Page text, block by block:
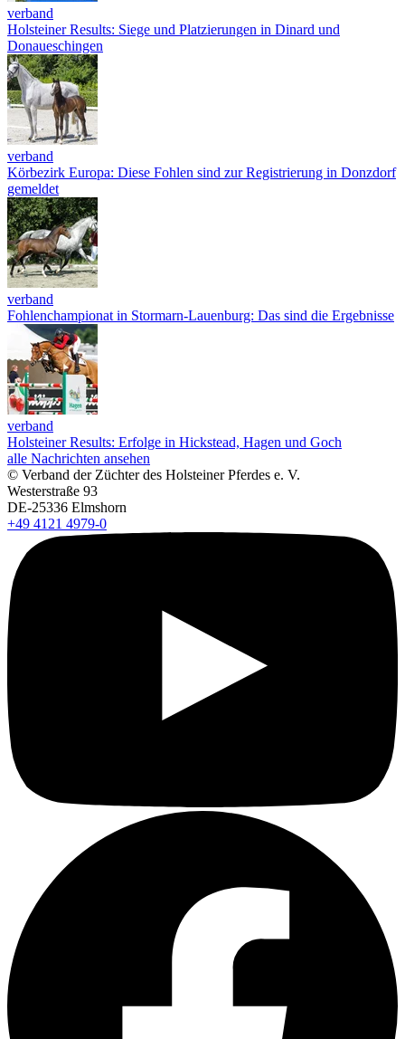
verband
Holsteiner Results: Siege und Platzierungen in Dinard und
Donaueschingen
verband
Körbezirk Europa: Diese Fohlen sind zur Registrierung in Donzdorf
gemeldet
verband
Fohlenchampionat in Stormarn-Lauenburg: Das sind die Ergebnisse
verband
Holsteiner Results: Erfolge in Hickstead, Hagen und Goch
alle Nachrichten ansehen
© Verband der Züchter des Holsteiner Pferdes e. V.
Westerstraße 93
DE-25336 Elmshorn
+49 4121 4979-0